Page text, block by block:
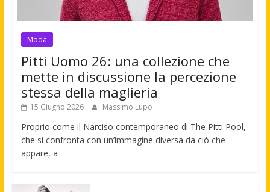
Moda
Pitti Uomo 26: una collezione che
mette in discussione la percezione
stessa della maglieria
15 Giugno 2026 Massimo Lupo
Proprio come il Narciso contemporaneo di The Pitti Pool,
che si confronta con un’immagine diversa da ciò che
appare, a